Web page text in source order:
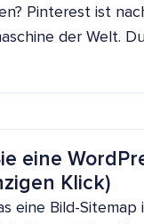
Pinterest ist
der Welt.
eine
Klick)
eine Bild-